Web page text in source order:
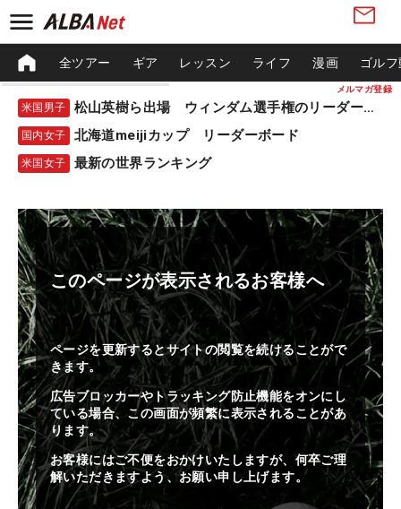
メルマガ登録
全ツアー ギア レッスン ライフ 漫画 ゴル
米国男子 松山英樹ら出場 ウィンダム選手権のリーダーボード
国内女子 北海道meijiカップ リーダーボード
米国女子 最新の世界ランキング
このページが表示されるお客様へ
ページを更新するとサイトの閲覧を続けることがで
きます。
広告ブロッカーやトラッキング防止機能をオンにし
ている場合、この画面が頻繁に表示されることがあ
ります。
お客様にはご不便をおかけいたしますが、何卒ご理
解いただきますよう、お願い申し上げます。